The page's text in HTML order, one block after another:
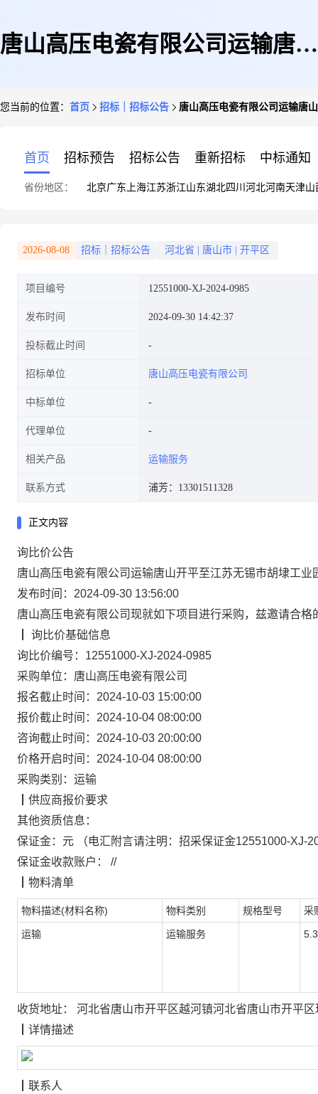
唐山高压电瓷有限公司运输唐山
您当前的位置： 首页 招标｜招标公告 唐山高压电瓷有限公司运输唐
首页 招标预告 招标公告 重新招标 中标通知
省份地区： 北京广东 上海江苏浙江山东湖北四川 河北河南天津山
2026-08-08 招标｜招标公告 河北省 唐山市 开平区
项目编号 12551000-XJ-2024-0985
发布时间 2024-09-30 14:42:37
投标截止时间
招标单位 唐山高压电瓷有限公司
中标单位
代理单位
相关产品 运输服务
联系方式 浦芳：13301511328
正文内容
询比价公告
唐山高压电瓷有限公司运输唐山开平至江苏无锡市胡埭工业
发布时间：2024-09-30 13:56:00
唐山高压电瓷有限公司现就如下项目进行采购，兹邀请合格
询比价基础信息
询比价编号： 12551000-XJ-2024-0985
采购单位： 唐山高压电瓷有限公司
报名截止时间： 2024-10-03 15:00:00
报价截止时间： 2024-10-04 08:00:00
咨询截止时间： 2024-10-03 20:00:00
价格开启时间： 2024-10-04 08:00:00
采购类别： 运输
供应商报价要求
其他资质信息：
保证金： 元 （电汇附言请注明： 招采保证金12551000-XJ-
保证金收款账户：
//
物料清单
物料描述(材料名称) 物料类别 规格型号 采
运输 运输服务
收货地址：
河北省唐山市开平区越河镇河北省唐山市开平
详情描述
联系人